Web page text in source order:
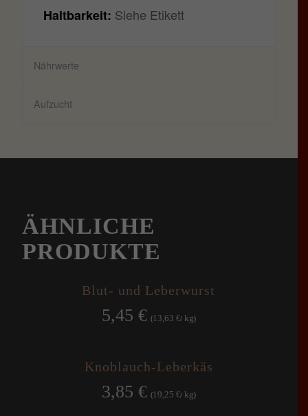
Haltbarkeit: Siehe Etikett
Nährwerte
Aufzucht
ÄHNLICHE
PRODUKTE
Blut- und Leberwurst
5,45 € (13,63 €/ kg)
Knoblauch-Leberkäs
3,85 € (19,25 €/ kg)